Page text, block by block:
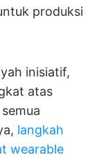
produksi
inisiatif,
atas
langkah
wearable